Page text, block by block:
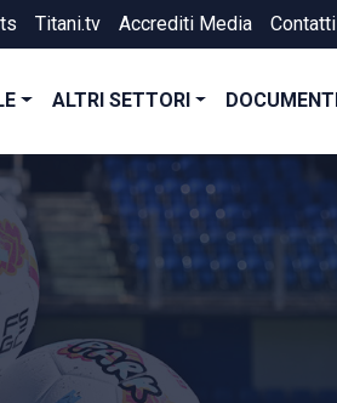
Titani.tv Accrediti Media Contatti
ALTRI SETTORI DOCUMENTI